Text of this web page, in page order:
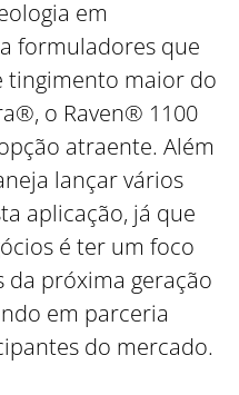
em
formuladores que
tingimento maior do
o Raven® 1100
atraente. Além
lançar vários
aplicação, já que
é ter um foco
próxima geração
em parceria
do mercado.